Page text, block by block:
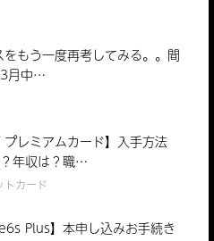
もう一度再考してみる。。間
3月中…
プレミアムカード】入手方法
年収は？職…
トカード
Plus】本申し込みお手続き